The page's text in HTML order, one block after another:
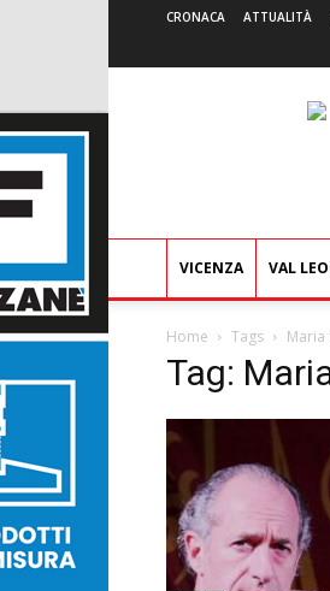
CRONACA ATTUALITÀ
VICENZA VAL
Home Tags Maria
Tag: